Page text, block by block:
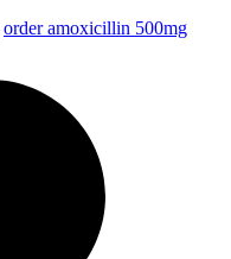
order amoxicillin 500mg